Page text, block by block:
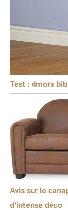
Test : dmora
Avis sur le
d’intense déco